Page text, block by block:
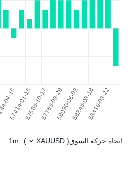
اتجاه حركة السوق(
XAUUSD
)
1m